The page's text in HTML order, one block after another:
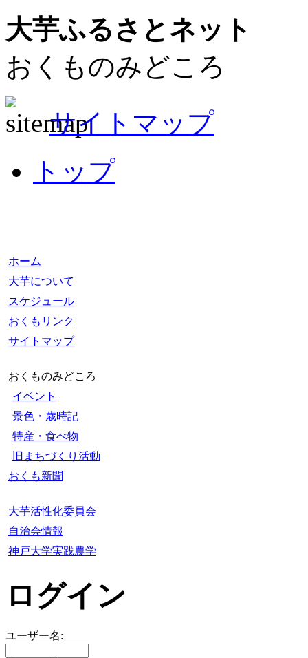
大芋ふるさとネット
おくものみどころ
サイトマップ
トップ
ホーム
大芋について
スケジュール
おくもリンク
サイトマップ
おくものみどころ
イベント
景色・歳時記
特産・食べ物
旧まちづくり活動
おくも新聞
大芋活性化委員会
自治会情報
神戸大学実践農学
ログイン
ユーザー名: